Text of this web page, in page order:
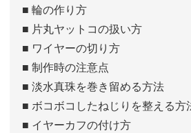
■ 輪の作り方
■ 片丸ヤットコの扱い方
■ ワイヤーの切り方
■ 制作時の注意点
■ 淡水真珠を巻き留める方法
■ ボコボコしたねじりを整える方
■ イヤーカフの付け方